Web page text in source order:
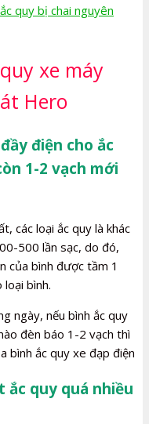
quy bị chai nguyên
xe máy
Hero
điện cho ắc
1-2 vạch mới
các loại ắc quy là khác
500 lần sạc, do đó,
của bình được tầm 1
bình.
ngày, nếu bình ắc quy
đèn báo 1-2 vạch thì
bình ắc quy xe đạp điện
ắc quy quá nhiều